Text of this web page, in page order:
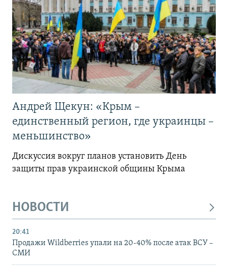
Андрей Щекун: «Крым –
единственный регион, где украинцы –
меньшинство»
Дискуссия вокруг планов установить День
защиты прав украинской общины Крыма
НОВОСТИ
20:41
Продажи Wildberries упали на 20-40% после атак ВСУ –
СМИ